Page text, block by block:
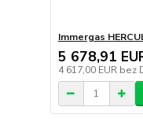
Immergas
5 678,91
4 617,00 EUR bez